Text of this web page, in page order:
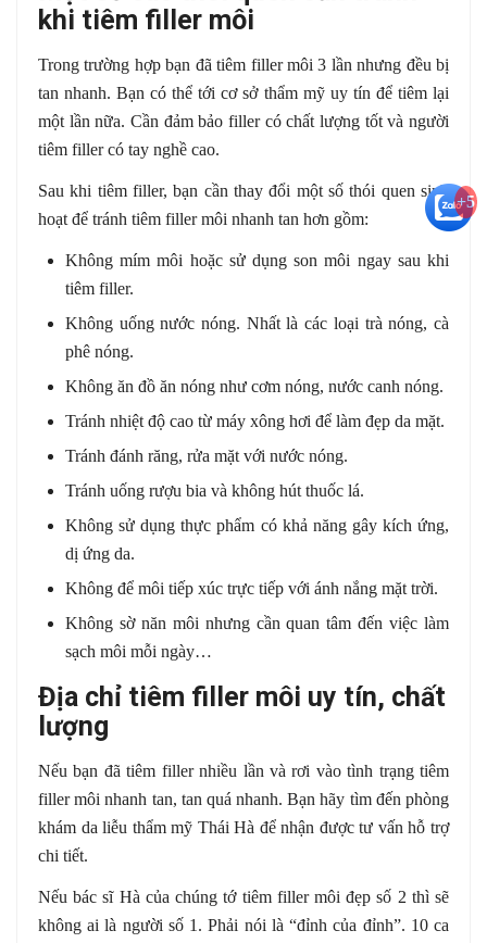
khi tiêm filler môi
Trong trường hợp bạn đã tiêm filler môi 3 lần nhưng đều bị
tan nhanh. Bạn có thể tới cơ sở thẩm mỹ uy tín để tiêm lại
một lần nữa. Cần đảm bảo filler có chất lượng tốt và người
tiêm filler có tay nghề cao.
Sau khi tiêm filler, bạn cần thay đổi một số thói quen sinh
hoạt để tránh tiêm filler môi nhanh tan hơn gồm:
Không mím môi hoặc sử dụng son môi ngay sau khi
tiêm filler.
Không uống nước nóng. Nhất là các loại trà nóng, cà
phê nóng.
Không ăn đồ ăn nóng như cơm nóng, nước canh nóng.
Tránh nhiệt độ cao từ máy xông hơi để làm đẹp da mặt.
Tránh đánh răng, rửa mặt với nước nóng.
Tránh uống rượu bia và không hút thuốc lá.
Không sử dụng thực phẩm có khả năng gây kích ứng,
dị ứng da.
Không để môi tiếp xúc trực tiếp với ánh nắng mặt trời.
Không sờ năn môi nhưng cần quan tâm đến việc làm
sạch môi mỗi ngày…
Địa chỉ tiêm filler môi uy tín, chất
lượng
Nếu bạn đã tiêm filler nhiều lần và rơi vào tình trạng tiêm
filler môi nhanh tan, tan quá nhanh. Bạn hãy tìm đến phòng
khám da liễu thẩm mỹ Thái Hà để nhận được tư vấn hỗ trợ
chi tiết.
Nếu bác sĩ Hà của chúng tớ tiêm filler môi đẹp số 2 thì sẽ
không ai là người số 1. Phải nói là “đỉnh của đỉnh”. 10 ca
+5